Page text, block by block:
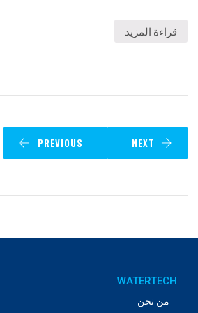
قراءة المزيد
PREVIOUS NEXT
WATERTECH
من نحن